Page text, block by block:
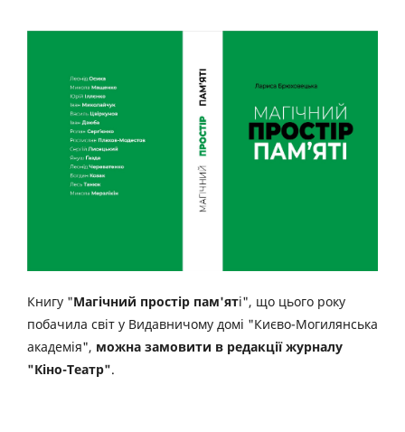
Книгу "Магічний простір пам'яті", що цього року
побачила світ у Видавничому домі "Києво-Могилянська
академія", можна замовити в редакції журналу
"Кіно-Театр".